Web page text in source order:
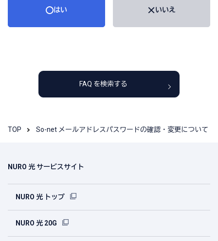
はい いいえ
FAQ を検索する
TOP So-net メールアドレスパスワードの確認・変更について
NURO 光 サービスサイト
NURO 光 トップ
NURO 光 20G